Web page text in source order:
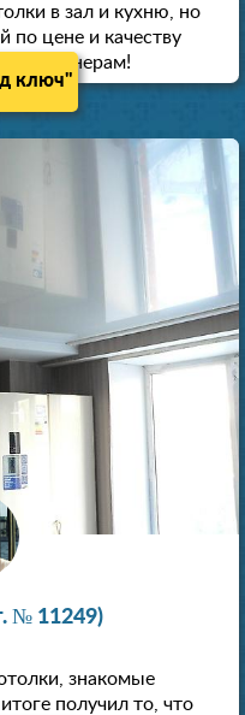
в зал и кухню, но
по цене и качеству
пенсионерам!
ключ"
№ 11249)
знакомые
получил то, что